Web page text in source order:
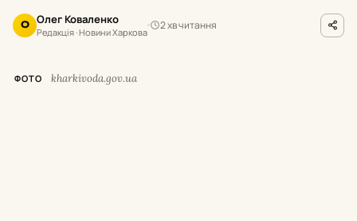
О Олег Коваленко
Редакція · Новини Харкова
2 хв читання
ФОТО kharkivoda.gov.ua